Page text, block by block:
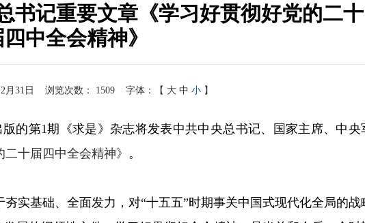
书记重要文章《学习好贯彻好党的二十
四中全会精神》
月31日 浏览次数： 1509 字体：【 大 中 小 】
的第1期《求是》杂志将发表中共中央总书记、国家主席、中央
二十届四中全会精神》 。
实基础、全面发力，对“十五五”时期事关中国式现代化全局的战